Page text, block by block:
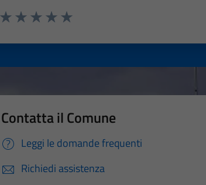
Contatta il Comune
Leggi le domande frequenti
Richiedi assistenza